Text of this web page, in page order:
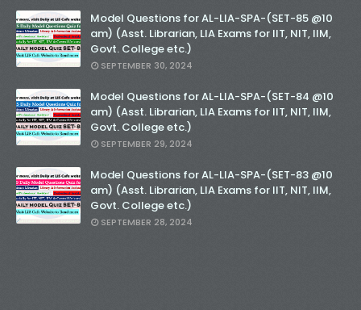
Model Questions for AL-LIA-SPA-(SET-85 @10
am) (Asst. Librarian, LIA Exams for IIT, NIT, IIM,
Govt. College etc.)
SEPTEMBER 30, 2024
Model Questions for AL-LIA-SPA-(SET-84 @10
am) (Asst. Librarian, LIA Exams for IIT, NIT, IIM,
Govt. College etc.)
SEPTEMBER 29, 2024
Model Questions for AL-LIA-SPA-(SET-83 @10
am) (Asst. Librarian, LIA Exams for IIT, NIT, IIM,
Govt. College etc.)
SEPTEMBER 28, 2024